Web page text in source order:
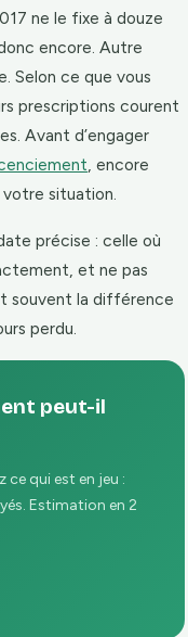
ne le fixe à douze
encore. Autre
Selon ce que vous
prescriptions courent
Avant d’engager
, encore
votre situation.
précise : celle où
et ne pas
souvent la différence
perdu.
peut-il
ce qui est en jeu :
Estimation en 2